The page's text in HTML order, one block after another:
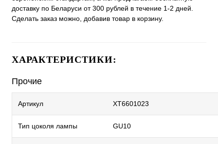
доставку по Беларуси от 300 рублей в течение 1-2 дней.
Сделать заказ можно, добавив товар в корзину.
ХАРАКТЕРИСТИКИ:
Прочие
Артикул XT6601023
Тип цоколя лампы GU10